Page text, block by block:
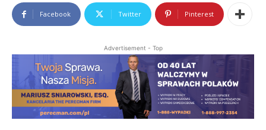
Facebook Twitter Pinterest
Advertisement - Top